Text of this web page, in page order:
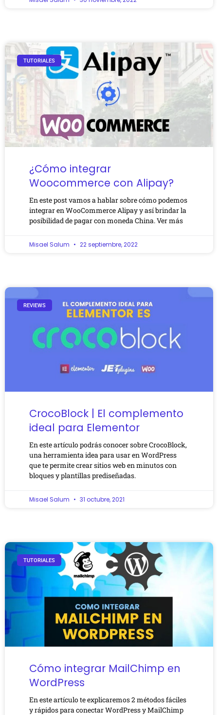
TUTORIALES
¿Cómo integrar
Woocommerce con Alipay?
En este post vamos a hablar sobre cómo podemos
integrar en WooCommerce Alipay y así brindar la
posibilidad de pagar con moneda China. Ver más
Misael Salum 22 septiembre, 2022
REVIEWS
CrocoBlock | El complemento
ideal para Elementor
En este artículo podrás conocer sobre CrocoBlock,
una herramienta idea para usar en WordPress
que te permite crear sitios web en minutos con
bloques y plantillas prediseñadas.
Misael Salum 31 octubre, 2021
TUTORIALES
Cómo integrar MailChimp en
WordPress
En este artículo te explicaremos 2 métodos fáciles
y rápidos para conectar WordPress y MailChimp